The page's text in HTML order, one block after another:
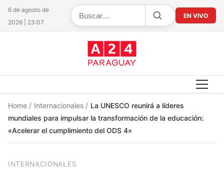
6 de agosto de
2026 | 23:07
EN VIVO
Home / Internacionales / La UNESCO reunirá a líderes
mundiales para impulsar la transformación de la educación:
«Acelerar el cumplimiento del ODS 4»
INTERNACIONALES